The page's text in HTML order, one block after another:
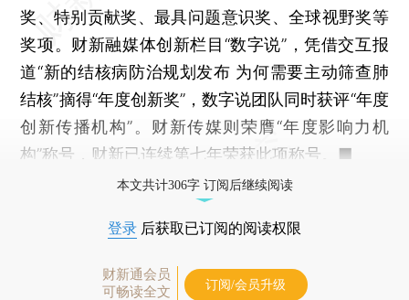
奖、特别贡献奖、最具问题意识奖、全球视野奖等
奖项。财新融媒体创新栏目“数字说”，凭借交互报
道“新的结核病防治规划发布 为何需要主动筛查肺
结核”摘得“年度创新奖”，数字说团队同时获评“年度
创新传播机构”。财新传媒则荣膺“年度影响力机
构”称号，财新已连续第七年荣获此项称号。■
本文共计306字 订阅后继续阅读
登录 后获取已订阅的阅读权限
财新通会员
可畅读全文
订阅/会员升级